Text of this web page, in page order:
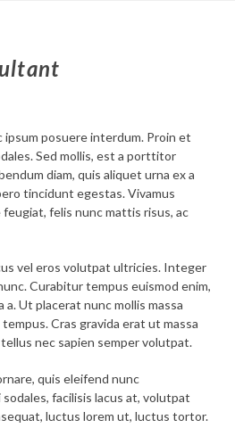
ipsum posuere interdum. Proin et
Sed mollis, est a porttitor
diam, quis aliquet urna ex a
tincidunt egestas. Vivamus
felis nunc mattis risus, ac
vel eros volutpat ultricies. Integer
Curabitur tempus euismod enim,
Ut placerat nunc mollis massa
Cras gravida erat ut massa
nec sapien semper volutpat.
quis eleifend nunc
facilisis lacus at, volutpat
luctus lorem ut, luctus tortor.